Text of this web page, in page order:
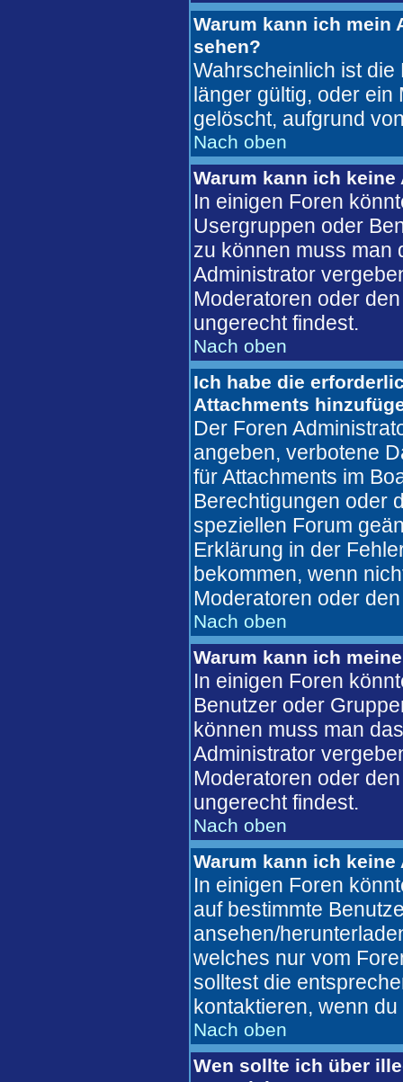
Warum kann ich mein
sehen?
Wahrscheinlich ist
länger gültig, oder ein
gelöscht, aufgrund
Nach oben
Warum kann ich
In einigen Foren
Usergruppen oder
zu können muss man
Administrator
Moderatoren oder
ungerecht findest.
Nach oben
Ich habe die
Attachments
Der Foren
angeben, verbotene
für Attachments im
Berechtigungen oder
speziellen Forum
Erklärung in der
bekommen, wenn
Moderatoren oder
Nach oben
Warum kann ich
In einigen Foren
Benutzer oder
können muss man
Administrator
Moderatoren oder
ungerecht findest.
Nach oben
Warum kann ich
In einigen Foren
auf bestimmte
ansehen/
welches nur vom
solltest die
kontaktieren, wenn
Nach oben
Wen sollte ich über